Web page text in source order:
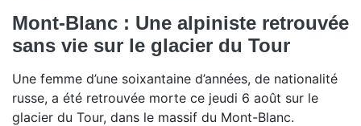
Mont-Blanc : Une alpiniste retrouvée
sans vie sur le glacier du Tour
Une femme d’une soixantaine d’années, de nationalité
russe, a été retrouvée morte ce jeudi 6 août sur le
glacier du Tour, dans le massif du Mont-Blanc.